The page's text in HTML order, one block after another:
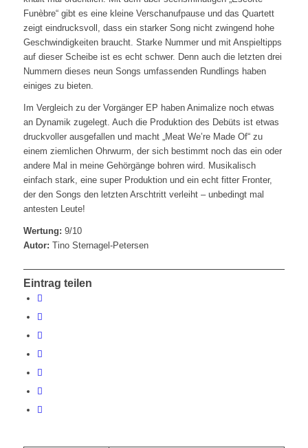
Funèbre“ gibt es eine kleine Verschanufpause und das Quartett
zeigt eindrucksvoll, dass ein starker Song nicht zwingend hohe
Geschwindigkeiten braucht. Starke Nummer und mit Anspieltipps
auf dieser Scheibe ist es echt schwer. Denn auch die letzten drei
Nummern dieses neun Songs umfassenden Rundlings haben
einiges zu bieten.
Im Vergleich zu der Vorgänger EP haben Animalize noch etwas
an Dynamik zugelegt. Auch die Produktion des Debüts ist etwas
druckvoller ausgefallen und macht „Meat We’re Made Of“ zu
einem ziemlichen Ohrwurm, der sich bestimmt noch das ein oder
andere Mal in meine Gehörgänge bohren wird. Musikalisch
einfach stark, eine super Produktion und ein echt fitter Fronter,
der den Songs den letzten Arschtritt verleiht – unbedingt mal
antesten Leute!
Wertung: 9/10
Autor: Tino Sternagel-Petersen
Eintrag teilen